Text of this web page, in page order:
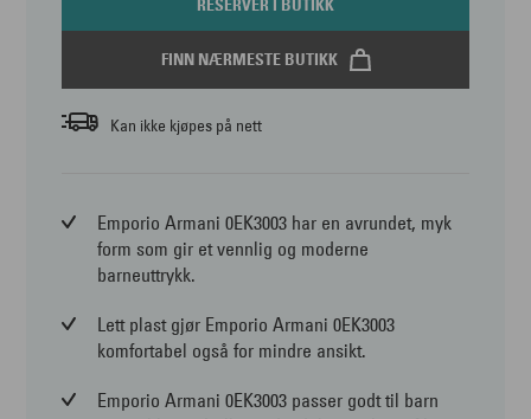
FINN NÆRMESTE BUTIKK
Kan ikke kjøpes på nett
Emporio Armani 0EK3003 har en avrundet, myk
form som gir et vennlig og moderne
barneuttrykk.
Lett plast gjør Emporio Armani 0EK3003
komfortabel også for mindre ansikt.
Emporio Armani 0EK3003 passer godt til barn